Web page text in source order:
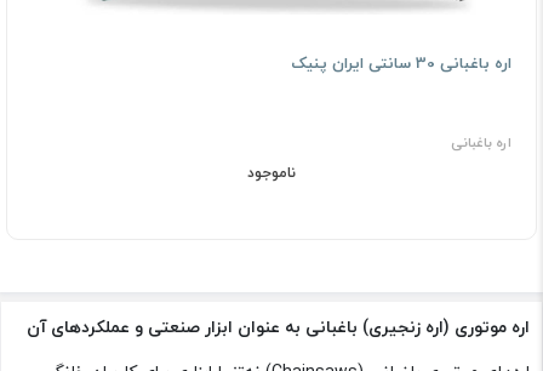
اره باغبانی 30 سانتی ایران پنیک
اره باغبانی
ناموجود
اره موتوری (اره زنجیری) باغبانی به عنوان ابزار صنعتی و عملکردهای آن